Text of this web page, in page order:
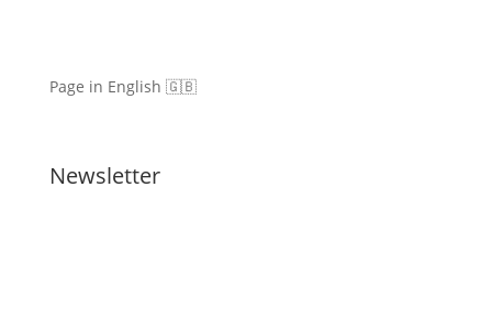
Page in English 🇬🇧
Newsletter